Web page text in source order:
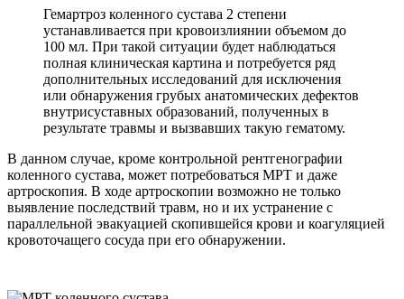
Гемартроз коленного сустава 2 степени
устанавливается при кровоизлиянии объемом до
100 мл. При такой ситуации будет наблюдаться
полная клиническая картина и потребуется ряд
дополнительных исследований для исключения
или обнаружения грубых анатомических дефектов
внутрисуставных образований, полученных в
результате травмы и вызвавших такую гематому.
В данном случае, кроме контрольной рентгенографии
коленного сустава, может потребоваться МРТ и даже
артроскопия. В ходе артроскопии возможно не только
выявление последствий травм, но и их устранение с
параллельной эвакуацией скопившейся крови и коагуляцией
кровоточащего сосуда при его обнаружении.